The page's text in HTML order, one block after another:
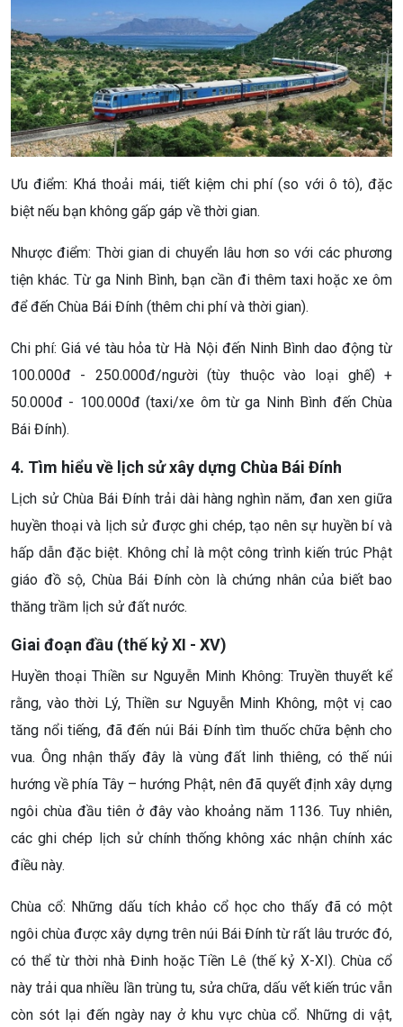
Ưu điểm: Khá thoải mái, tiết kiệm chi phí (so với ô tô), đặc
biệt nếu bạn không gấp gáp về thời gian.
Nhược điểm: Thời gian di chuyển lâu hơn so với các phương
tiện khác. Từ ga Ninh Bình, bạn cần đi thêm taxi hoặc xe ôm
để đến Chùa Bái Đính (thêm chi phí và thời gian).
Chi phí: Giá vé tàu hỏa từ Hà Nội đến Ninh Bình dao động từ
100.000đ - 250.000đ/người (tùy thuộc vào loại ghế) +
50.000đ - 100.000đ (taxi/xe ôm từ ga Ninh Bình đến Chùa
Bái Đính).
4. Tìm hiểu về lịch sử xây dựng Chùa Bái Đính
Lịch sử Chùa Bái Đính trải dài hàng nghìn năm, đan xen giữa
huyền thoại và lịch sử được ghi chép, tạo nên sự huyền bí và
hấp dẫn đặc biệt. Không chỉ là một công trình kiến trúc Phật
giáo đồ sộ, Chùa Bái Đính còn là chứng nhân của biết bao
thăng trầm lịch sử đất nước.
Giai đoạn đầu (thế kỷ XI - XV)
Huyền thoại Thiền sư Nguyễn Minh Không: Truyền thuyết kể
rằng, vào thời Lý, Thiền sư Nguyễn Minh Không, một vị cao
tăng nổi tiếng, đã đến núi Bái Đính tìm thuốc chữa bệnh cho
vua. Ông nhận thấy đây là vùng đất linh thiêng, có thế núi
hướng về phía Tây – hướng Phật, nên đã quyết định xây dựng
ngôi chùa đầu tiên ở đây vào khoảng năm 1136. Tuy nhiên,
các ghi chép lịch sử chính thống không xác nhận chính xác
điều này.
Chùa cổ: Những dấu tích khảo cổ học cho thấy đã có một
ngôi chùa được xây dựng trên núi Bái Đính từ rất lâu trước đó,
có thể từ thời nhà Đinh hoặc Tiền Lê (thế kỷ X-XI). Chùa cổ
này trải qua nhiều lần trùng tu, sửa chữa, dấu vết kiến trúc vẫn
còn sót lại đến ngày nay ở khu vực chùa cổ. Những di vật,